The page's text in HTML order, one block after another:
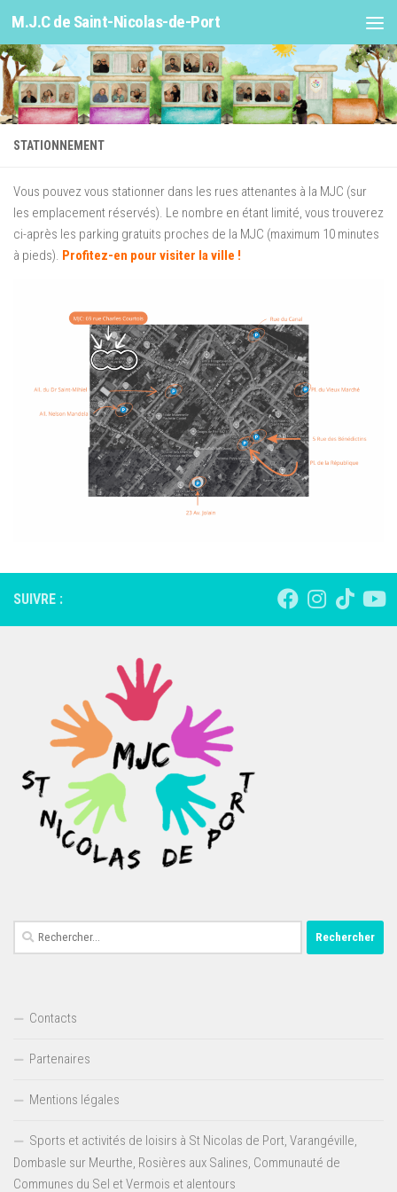
Skip to content
M.J.C de Saint-Nicolas-de-Port
STATIONNEMENT
Vous pouvez vous stationner dans les rues attenantes à la MJC (sur
les emplacement réservés). Le nombre en étant limité, vous trouverez
ci-après les parking gratuits proches de la MJC (maximum 10 minutes
à pieds). Profitez-en pour visiter la ville !
SUIVRE :
Rechercher :
Contacts
Partenaires
Mentions légales
Sports et activités de loisirs à St Nicolas de Port, Varangéville,
Dombasle sur Meurthe, Rosières aux Salines, Communauté de
Communes du Sel et Vermois et alentours